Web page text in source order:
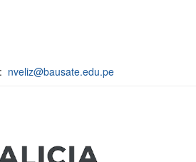
nveliz@bausate.edu.pe